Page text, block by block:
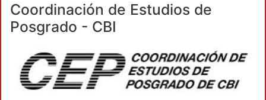
Coordinación de Estudios de
Posgrado - CBI